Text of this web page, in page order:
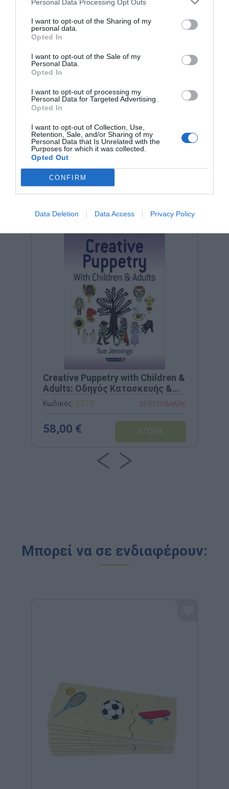
Personal Data Processing Opt Outs
I want to opt-out of the Sharing of my
personal data.
Opted In
I want to opt-out of the Sale of my
Personal Data.
Opted In
I want to opt-out of processing my
Personal Data for Targeted Advertising.
Opted In
I want to opt-out of Collection, Use,
Retention, Sale, and/or Sharing of my
Personal Data that Is Unrelated with the
Purposes for which it was collected.
Opted Out
CONFIRM
Data Deletion Data Access Privacy Policy
απόλυτα κατανοητές, ακόμη και από παιδιά πολύ
επιστημονική εγκυρότητα, η Speechmark συνεχίζει να
εξοπλίζει τους εκπαιδευτικούς και τους θεραπευτές
του κόσμου με τα πιο αξιόπιστα εργαλεία παρέμβασης
Σχετικά προϊόντα
Creative Puppetry with Children &
Adults: Οδηγός Κατασκευής &
Θεραπευτικού Κουκλοθεάτρου
(Speechmark)
Κωδικός: 5373 SPEECHMARK
58,00 €
Μπορεί να σε ενδιαφέρουν: